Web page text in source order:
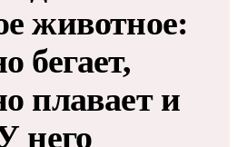
животное:
бегает,
плавает и
него